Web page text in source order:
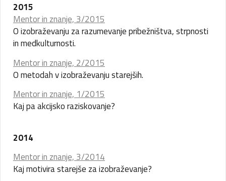
2015
Mentor in znanje, 3/2015
O izobraževanju za razumevanje pribežništva, strpnosti
in medkulturnosti.
Mentor in znanje, 2/2015
O metodah v izobraževanju starejših.
Mentor in znanje, 1/2015
Kaj pa akcijsko raziskovanje?
2014
Mentor in znanje, 3/2014
Kaj motivira starejše za izobraževanje?